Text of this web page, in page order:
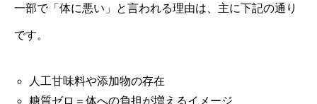
一部で「体に悪い」と言われる理由は、主に下記の通り
です。
人工甘味料や添加物の存在
糖質ゼロ＝体への負担が増えるイメージ